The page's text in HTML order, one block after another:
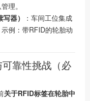
理。
器）
：车间工位集成
例：带RFID的轮胎动
靠性挑战（必
关于RFID标签在轮胎中